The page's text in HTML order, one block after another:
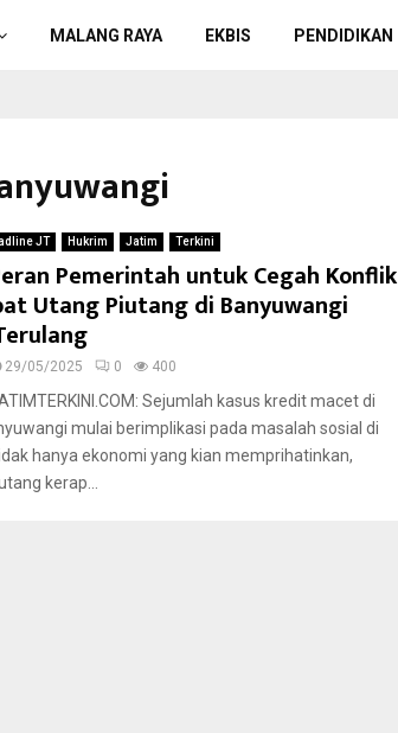
MALANG RAYA EKBIS PENDIDIKAN
JT Hukrim Jatim Terkini
Pemerintah untuk Cegah Konflik
Utang Piutang di Banyuwangi
29/05/2025 0 400
Sejumlah kasus kredit macet di
mulai berimplikasi pada masalah sosial di
hanya ekonomi yang kian memprihatinkan,
kerap...